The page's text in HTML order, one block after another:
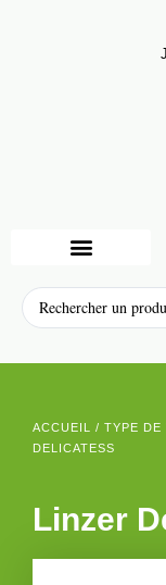
ACCUEIL / TYPE DE
DELICATESS
Linzer